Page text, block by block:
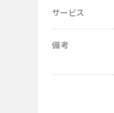
サービス
備考